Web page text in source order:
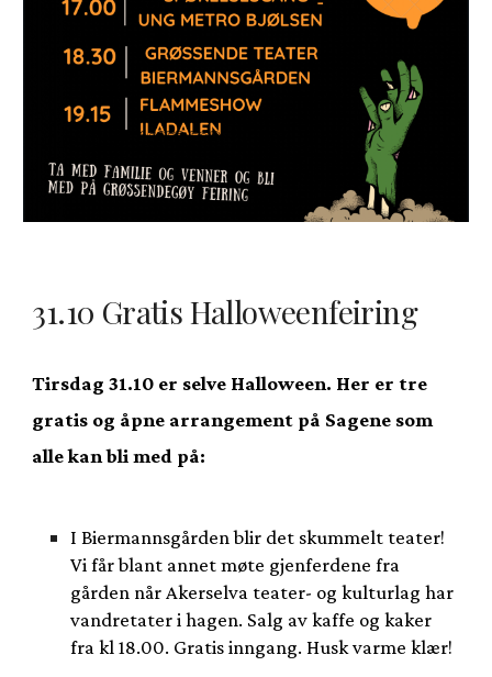
31.10 Gratis Halloweenfeiring
Tirsdag 31.10 er selve Halloween. Her er tre
gratis og åpne arrangement på Sagene som
alle kan bli med på:
I Biermannsgården blir det skummelt teater!
Vi får blant annet møte gjenferdene fra
gården når Akerselva teater- og kulturlag har
vandretater i hagen. Salg av kaffe og kaker
fra kl 18.00. Gratis inngang. Husk varme klær!